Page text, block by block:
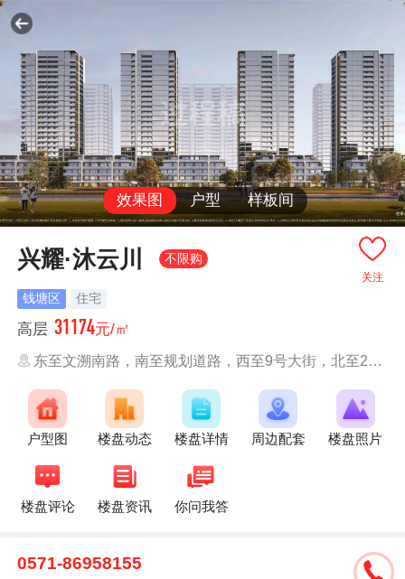
效果图 户型 样板间
关注
兴耀·沐云川 不限购
钱塘区 住宅
高层 31174元/㎡
东至文溯南路，南至规划道路，西至9号大街，北至2号大街
户型图 楼盘动态 楼盘详情 周边配套 楼盘照片
楼盘评论 楼盘资讯 你问我答
0571-86958155